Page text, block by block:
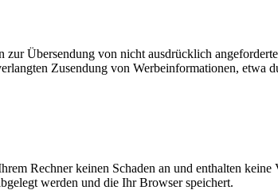
Übersendung von nicht ausdrücklich
Zusendung von Werbeinformationen, etwa
Rechner keinen Schaden an und enthalten
werden und die Ihr Browser speichert.